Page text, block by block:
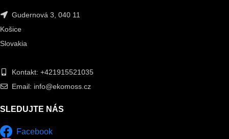
Gudernová 3, 040 11
Košice
Slovakia
Kontakt: +421915521035
Email: info@ekomoss.cz
SLEDUJTE NÁS
Facebook